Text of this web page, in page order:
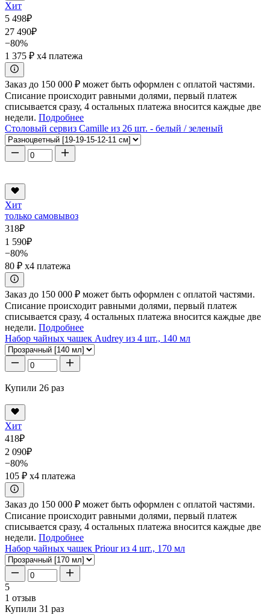
Хит
5 498₽
27 490₽
−80%
1 375 ₽ x4 платежа
Заказ до 150 000 ₽ может быть оформлен с оплатой частями.
Списание происходит равными долями, первый платеж
списывается сразу, 4 остальных платежа вносится каждые две
недели. Подробнее
Столовый сервиз Camille из 26 шт. - белый / зеленый
Хит
только самовывоз
318₽
1 590₽
−80%
80 ₽ x4 платежа
Заказ до 150 000 ₽ может быть оформлен с оплатой частями.
Списание происходит равными долями, первый платеж
списывается сразу, 4 остальных платежа вносится каждые две
недели. Подробнее
Набор чайных чашек Audrey из 4 шт., 140 мл
Купили 26 раз
Хит
418₽
2 090₽
−80%
105 ₽ x4 платежа
Заказ до 150 000 ₽ может быть оформлен с оплатой частями.
Списание происходит равными долями, первый платеж
списывается сразу, 4 остальных платежа вносится каждые две
недели. Подробнее
Набор чайных чашек Priour из 4 шт., 170 мл
5
1 отзыв
Купили 31 раз